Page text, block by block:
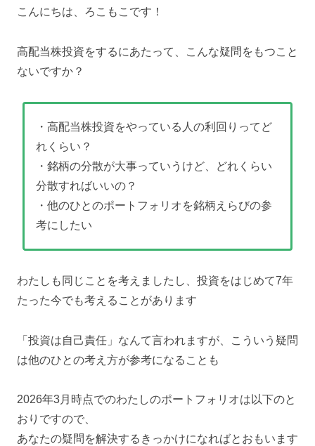
こんにちは、ろこもこです！
高配当株投資をするにあたって、こんな疑問をもつこと
ないですか？
・高配当株投資をやっている人の利回りってど
れくらい？
・銘柄の分散が大事っていうけど、どれくらい
分散すればいいの？
・他のひとのポートフォリオを銘柄えらびの参
考にしたい
わたしも同じことを考えましたし、投資をはじめて7年
たった今でも考えることがあります
「投資は自己責任」なんて言われますが、こういう疑問
は他のひとの考え方が参考になることも
2026年3月時点でのわたしのポートフォリオは以下のと
おりですので、
あなたの疑問を解決するきっかけになればとおもいます